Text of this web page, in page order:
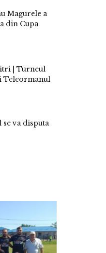
Magurele a
din Cupa
| Turneul
Teleormanul
va disputa